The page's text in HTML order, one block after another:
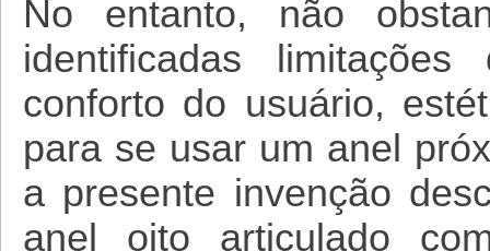
No entanto, não
identificadas
conforto do usuário,
para se usar um anel
a presente invenção
anel oito articulado